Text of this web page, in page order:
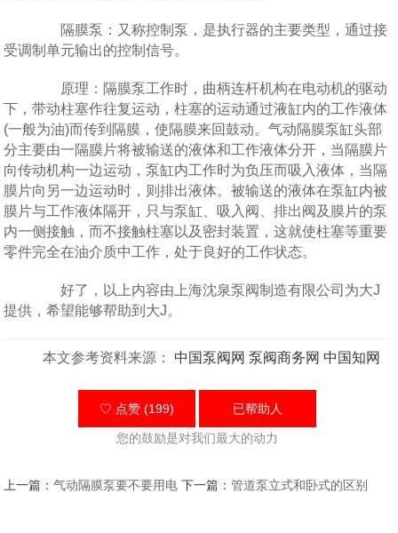
隔膜泵：又称控制泵，是执行器的主要类型，通过接
受调制单元输出的控制信号。
原理：隔膜泵工作时，曲柄连杆机构在电动机的驱动
下，带动柱塞作往复运动，柱塞的运动通过液缸内的工作液体
(一般为油)而传到隔膜，使隔膜来回鼓动。气动隔膜泵缸头部
分主要由一隔膜片将被输送的液体和工作液体分开，当隔膜片
向传动机构一边运动，泵缸内工作时为负压而吸入液体，当隔
膜片向另一边运动时，则排出液体。被输送的液体在泵缸内被
膜片与工作液体隔开，只与泵缸、吸入阀、排出阀及膜片的泵
内一侧接触，而不接触柱塞以及密封装置，这就使柱塞等重要
零件完全在油介质中工作，处于良好的工作状态。
好了，以上内容由上海沈泉泵阀制造有限公司为大J
提供，希望能够帮助到大J。
本文参考资料来源： 中国泵阀网 泵阀商务网 中国知网
♡ 点赞 (199) 已帮助 人
您的鼓励是对我们最大的动力
上一篇：气动隔膜泵要不要用电 下一篇：管道泵立式和卧式的区别